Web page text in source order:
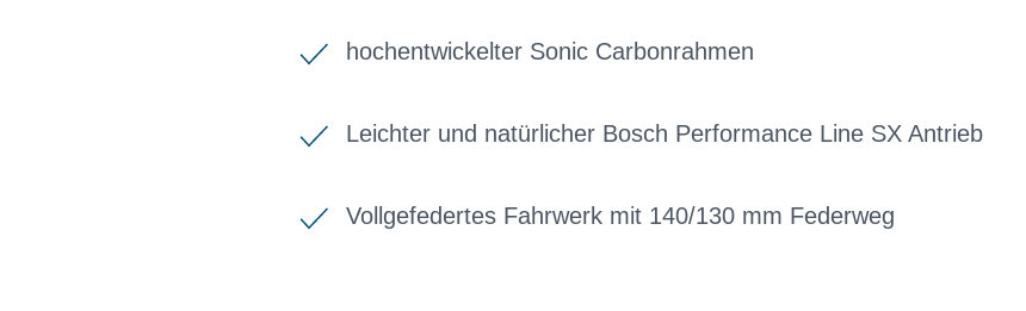
hochentwickelter Sonic Carbonrahmen
Leichter und natürlicher Bosch Performance Line SX Antrieb
Vollgefedertes Fahrwerk mit 140/130 mm Federweg